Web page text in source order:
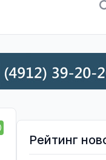
Рейтинг